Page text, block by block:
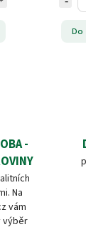
Do
-
Na
vám
výběr